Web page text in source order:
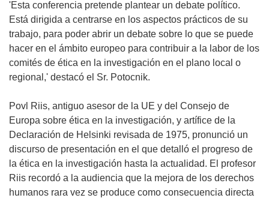
'Esta conferencia pretende plantear un debate político.
Está dirigida a centrarse en los aspectos prácticos de su
trabajo, para poder abrir un debate sobre lo que se puede
hacer en el ámbito europeo para contribuir a la labor de los
comités de ética en la investigación en el plano local o
regional,' destacó el Sr. Potocnik.
Povl Riis, antiguo asesor de la UE y del Consejo de
Europa sobre ética en la investigación, y artífice de la
Declaración de Helsinki revisada de 1975, pronunció un
discurso de presentación en el que detalló el progreso de
la ética en la investigación hasta la actualidad. El profesor
Riis recordó a la audiencia que la mejora de los derechos
humanos rara vez se produce como consecuencia directa